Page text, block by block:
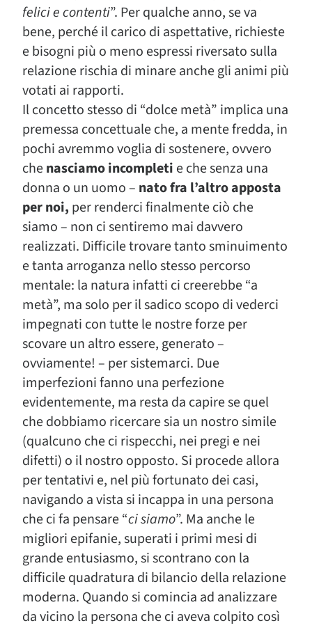
felici e contenti”. Per qualche anno, se va
bene, perché il carico di aspettative, richieste
e bisogni più o meno espressi riversato sulla
relazione rischia di minare anche gli animi più
votati ai rapporti.
Il concetto stesso di “dolce metà” implica una
premessa concettuale che, a mente fredda, in
pochi avremmo voglia di sostenere, ovvero
chenasciamo incompleti e che senza una
donna o un uomo – nato fra l’altro apposta
per noi, per renderci finalmente ciò che
siamo – non ci sentiremo mai davvero
realizzati. Difficile trovare tanto sminuimento
e tanta arroganza nello stesso percorso
mentale: la natura infatti ci creerebbe “a
metà”, ma solo per il sadico scopo di vederci
impegnati con tutte le nostre forze per
scovare un altro essere, generato –
ovviamente! – per sistemarci. Due
imperfezioni fanno una perfezione
evidentemente, ma resta da capire se quel
che dobbiamo ricercare sia un nostro simile
(qualcuno che ci rispecchi, nei pregi e nei
difetti) o il nostro opposto. Si procede allora
per tentativi e, nel più fortunato dei casi,
navigando a vista si incappa in una persona
che ci fa pensare “ci siamo”. Ma anche le
migliori epifanie, superati i primi mesi di
grande entusiasmo, si scontrano con la
difficile quadratura di bilancio della relazione
moderna. Quando si comincia ad analizzare
da vicino la persona che ci aveva colpito così